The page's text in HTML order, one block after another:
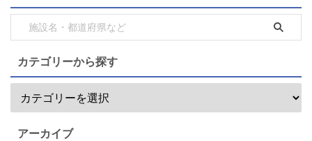
カテゴリーから探す
アーカイブ